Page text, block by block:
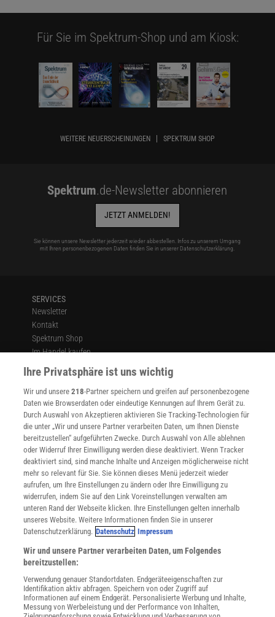
Für Sie im Spektrum-Shop und am Kiosk:
WEITERE NEUERSCHEINUNGEN SPEKTRUM SHOP
Spektrum.de-Newsletter abonnieren
JETZT ANMELDEN!
Sie können unsere Newsletter jederzeit wieder abbestellen. Infos zu unserem Umgang
mit Ihren personenbezogenen Daten finden Sie in unserer Datenschutzerklärung.
SERVICES
Newsletter
Kontakt
Spektrum Shop
Im Handel kaufen
Presse
Verträge kündigen
Widerruf
INFO
Mediadaten
Datenschutz
Nutzungsbedingungen
Cookie-Einstellungen
Utiq verwalten
Nutzungsbasierte Onlinewerbung
Alle Artikel
Impressum
Angebote für Schulen
Angebote für Institutionen
Sprachen lernen mit Gymglish
Lexika
Für Spektrum schreiben
Ihre Privatsphäre ist uns wichtig
Wir und unsere218-Partner speichern und greifen auf personenbezogene
Daten wie Browserdaten oder eindeutige Kennungen auf Ihrem Gerät zu.
Durch Auswahl von Akzeptieren aktivieren Sie Tracking-Technologien für
die unter „Wir und unsere Partner verarbeiten Daten, um Ihnen Dienste
bereitzustellen“ aufgeführten Zwecke. Durch Auswahl von Alle ablehnen
oder Widerruf Ihrer Einwilligung werden diese deaktiviert. Wenn Tracker
deaktiviert sind, sind manche Inhalte und Anzeigen möglicherweise nicht
mehr so relevant für Sie. Sie können dieses Menü jederzeit wieder
aufrufen, um Ihre Einstellungen zu ändern oder Ihre Einwilligung zu
widerrufen, indem Sie auf den Link Voreinstellungen verwalten am
unteren Rand der Webseite klicken. Ihre Einstellungen gelten innerhalb
unseres Website. Weitere Informationen finden Sie in unserer
Datenschutzerklärung. Datenschutz Impressum
Wir und unsere Partner verarbeiten Daten, um Folgendes
bereitzustellen:
Verwendung genauer Standortdaten. Endgeräteeigenschaften zur
Identifikation aktiv abfragen. Speichern von oder Zugriff auf
Informationen auf einem Endgerät. Personalisierte Werbung und Inhalte,
Messung von Werbeleistung und der Performance von Inhalten,